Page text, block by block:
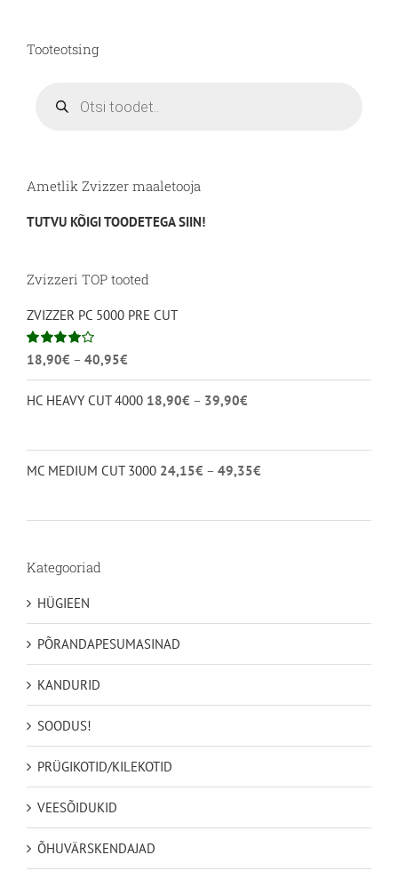
saab
Tooteotsing
search
Ametlik Zvizzer maaletooja
TUTVU KÕIGI TOODETEGA SIIN!
Zvizzeri TOP tooted
ZVIZZER PC 5000 PRE CUT
Hinnanguga
4.00
18,90€ – 40,95€
18,90€
kuni
HC HEAVY CUT 4000 18,90€ – 39,90€
39,90€
MC MEDIUM CUT 3000 24,15€ – 49,35€
Kategooriad
HÜGIEEN
PÕRANDAPESUMASINAD
KANDURID
SOODUS!
PRÜGIKOTID/KILEKOTID
VEESÕIDUKID
ÕHUVÄRSKENDAJAD